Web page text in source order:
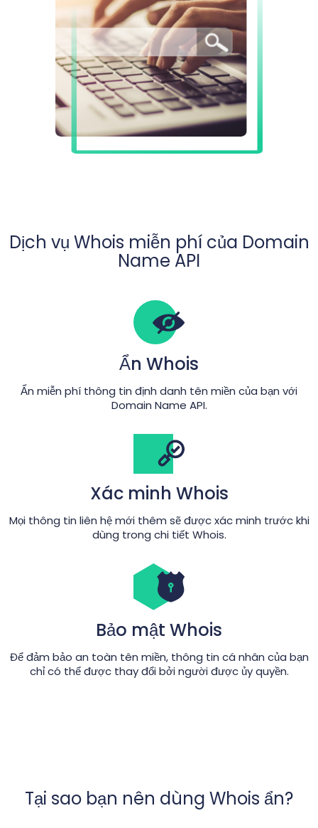
Dịch vụ Whois miễn phí của Domain
Name API
Ẩn Whois
Ẩn miễn phí thông tin định danh tên miền của bạn với
Domain Name API.
Xác minh Whois
Mọi thông tin liên hệ mới thêm sẽ được xác minh trước khi
dùng trong chi tiết Whois.
Bảo mật Whois
Để đảm bảo an toàn tên miền, thông tin cá nhân của bạn
chỉ có thể được thay đổi bởi người được ủy quyền.
Tại sao bạn nên dùng Whois ẩn?